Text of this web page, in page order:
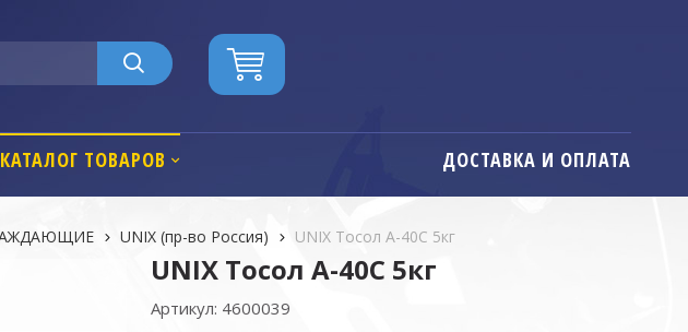
КАТАЛОГ ТОВАРОВ ДОСТАВКА И ОПЛАТА
UNIX (пр-во Россия) UNIX Тосол А-40C 5кг
UNIX Тосол А-40C 5кг
Артикул: 4600039